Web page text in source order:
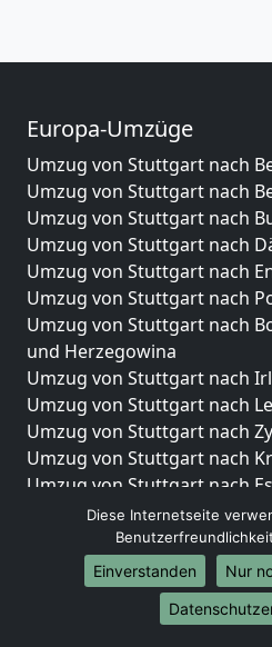
Europa-Umzüge
Umzug von Stuttgart nach
Umzug von Stuttgart nach
Umzug von Stuttgart nach
Umzug von Stuttgart nach
Umzug von Stuttgart nach
Umzug von Stuttgart nach
Umzug von Stuttgart nach
und Herzegowina
Umzug von Stuttgart nach
Umzug von Stuttgart nach
Umzug von Stuttgart nach
Umzug von Stuttgart nach
Umzug von Stuttgart nach
Umzug von Stuttgart nach
Umzug von Stuttgart nach
Umzug von Stuttgart nach
Umzug von Stuttgart nach
Umzug von Stuttgart nach
Diese Internetseite
Einverstanden
Nur